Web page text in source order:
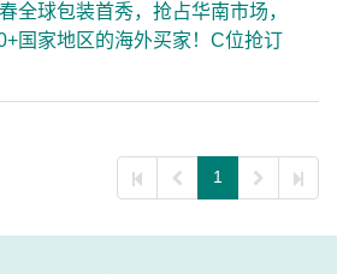
全球包装首秀，抢占华南市场，
国家地区的海外买家！C位抢订
1